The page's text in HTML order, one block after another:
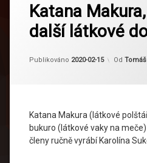
Katana
další látkové
Publikováno 2020-02-15 Od
Katana Makura (látkové
bukuro (látkové vaky na
členy ručně vyrábí Karolína
katana-
makura